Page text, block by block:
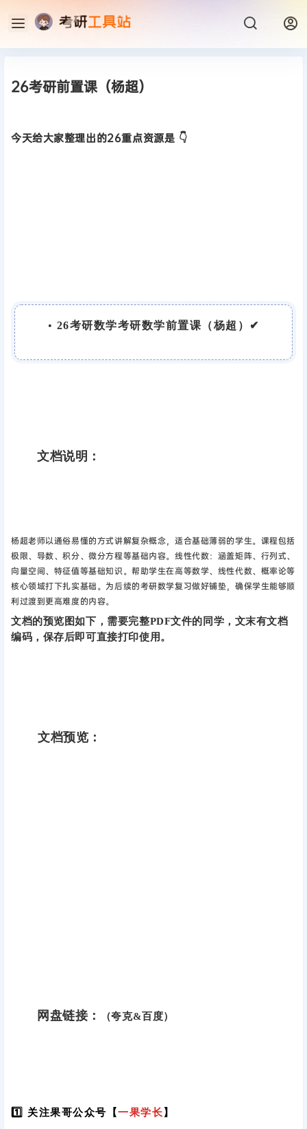
26考研前置课（杨超）
今天给大家整理出的26重点资源是 👇
• 26考研数学考研数学前置课（杨超）✔
文档说明：
杨超老师以通俗易懂的方式讲解复杂概念，适合基础薄弱的学生。 课程包括
极限、导数、积分、微分方程等基础内容。线性代数：涵盖矩阵、行列式、
向量空间、特征值等基础知识。帮助学生在高等数学、线性代数、概率论等
核心领域打下扎实基础。为后续的考研数学复习做好铺垫，确保学生能够顺
利过渡到更高难度的内容。
文档的预览图如下，需要完整PDF文件的同学，文末有文档
编码，保存后即可直接打印使用。
文档预览：
网盘链接： （夸克&百度）
1️⃣ 关注果哥公众号【一果学长】